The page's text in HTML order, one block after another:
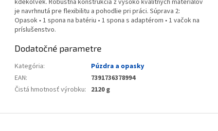
kdekoľvek. Robustná konštrukcia z vysoko kvalitných materiálov
je navrhnutá pre flexibilitu a pohodlie pri práci. Súprava 2:
Opasok • 1 spona na batériu • 1 spona s adaptérom • 1 vačok na
príslušenstvo.
Dodatočné parametre
Kategória:
Púzdra a opasky
EAN:
7391736378994
Čistá hmotnosť výrobku: 2120 g